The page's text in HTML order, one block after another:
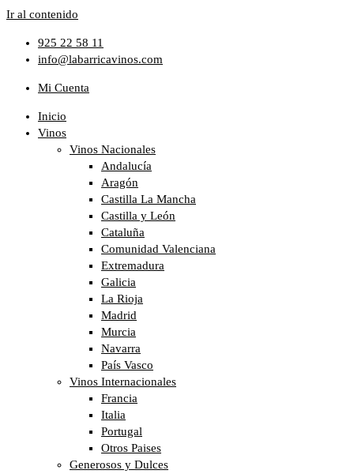
Ir al contenido
925 22 58 11
info@labarricavinos.com
Mi Cuenta
Inicio
Vinos
Vinos Nacionales
Andalucía
Aragón
Castilla La Mancha
Castilla y León
Cataluña
Comunidad Valenciana
Extremadura
Galicia
La Rioja
Madrid
Murcia
Navarra
País Vasco
Vinos Internacionales
Francia
Italia
Portugal
Otros Paises
Generosos y Dulces